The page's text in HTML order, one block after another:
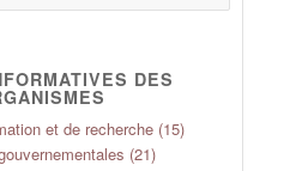
DES
et de recherche (15)
(21)